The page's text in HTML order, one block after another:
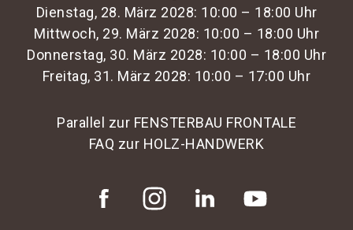
Dienstag, 28. März 2028: 10:00 – 18:00 Uhr
Mittwoch, 29. März 2028: 10:00 – 18:00 Uhr
Donnerstag, 30. März 2028: 10:00 – 18:00 Uhr
Freitag, 31. März 2028: 10:00 – 17:00 Uhr
Parallel zur FENSTERBAU FRONTALE
FAQ zur HOLZ-HANDWERK